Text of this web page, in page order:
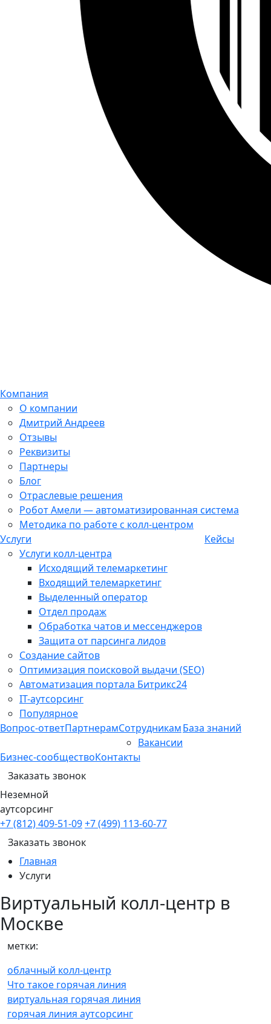
Компания
О компании
Дмитрий Андреев
Отзывы
Реквизиты
Партнеры
Блог
Отраслевые решения
Робот Амели — автоматизированная система
Методика по работе с колл-центром
Услуги
Услуги колл-центра
Исходящий телемаркетинг
Входящий телемаркетинг
Выделенный оператор
Отдел продаж
Обработка чатов и мессенджеров
Защита от парсинга лидов
Создание сайтов
Оптимизация поисковой выдачи (SEO)
Автоматизация портала Битрикс24
IT-аутсорсинг
Популярное
Кейсы
Вопрос-ответПартнерамСотрудникам
Вакансии
База знаний
Бизнес-сообществоКонтакты
Заказать звонок
Неземной
аутсорсинг
+7 (812) 409-51-09+7 (499) 113-60-77
Заказать звонок
Главная
Услуги
Виртуальный колл-центр в
Москве
метки:
облачный колл-центр
Что такое горячая линия
виртуальная горячая линия
горячая линия аутсорсинг